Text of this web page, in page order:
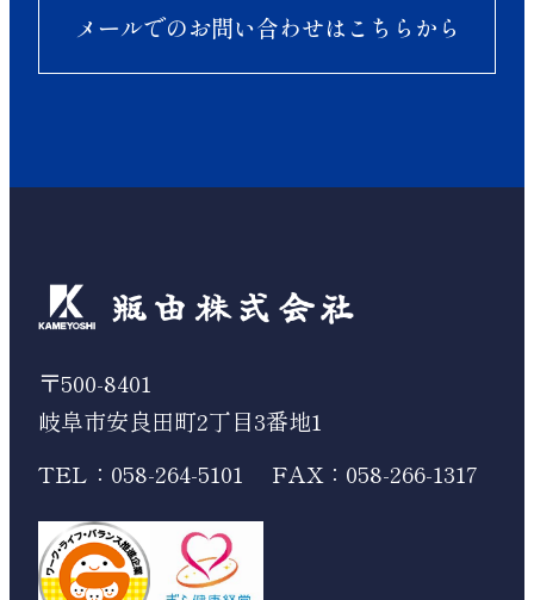
メールでのお問い合わせはこちらから
〒500-8401
岐阜市安良田町2丁目3番地1
TEL：058-264-5101
FAX：058-266-1317